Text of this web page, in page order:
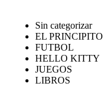
Sin categorizar
EL PRINCIPITO
FUTBOL
HELLO KITTY
JUEGOS
LIBROS